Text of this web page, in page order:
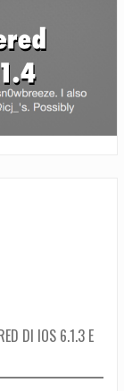
DI IOS 6.1.3 E